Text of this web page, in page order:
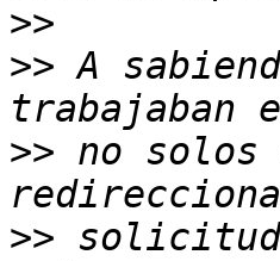
>>
>> A
>> no solos
>> solicitud